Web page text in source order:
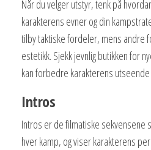
Når du velger utstyr, tenk på
karakterens evner og din
tilby taktiske fordeler, mens andre
estetikk. Sjekk jevnlig butikken for
kan forbedre karakterens
Intros
Intros er de filmatiske sekvensene
hver kamp, og viser karakterens